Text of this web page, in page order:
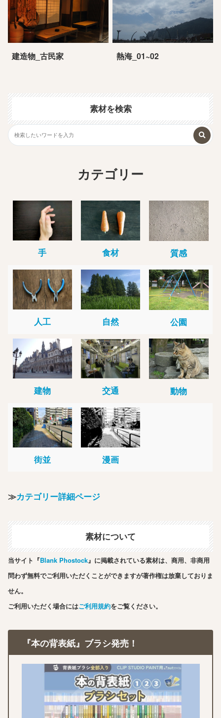
建造物_古民家 熱海_01~02
素材を検索
カテゴリー
手 食材 質感
人工 自然 公園
建物 交通 動物
街並 漫画
≫カテゴリー詳細ページ
素材について
当サイト『Blank Phostock』に掲載されている素材は、商用、非商用
問わず無料でご利用いただくことができますが著作権は放棄しておりま
せん。
ご利用いただく場合にはご利用規約をご覧ください。
『本の背表紙』ブラシ発売！